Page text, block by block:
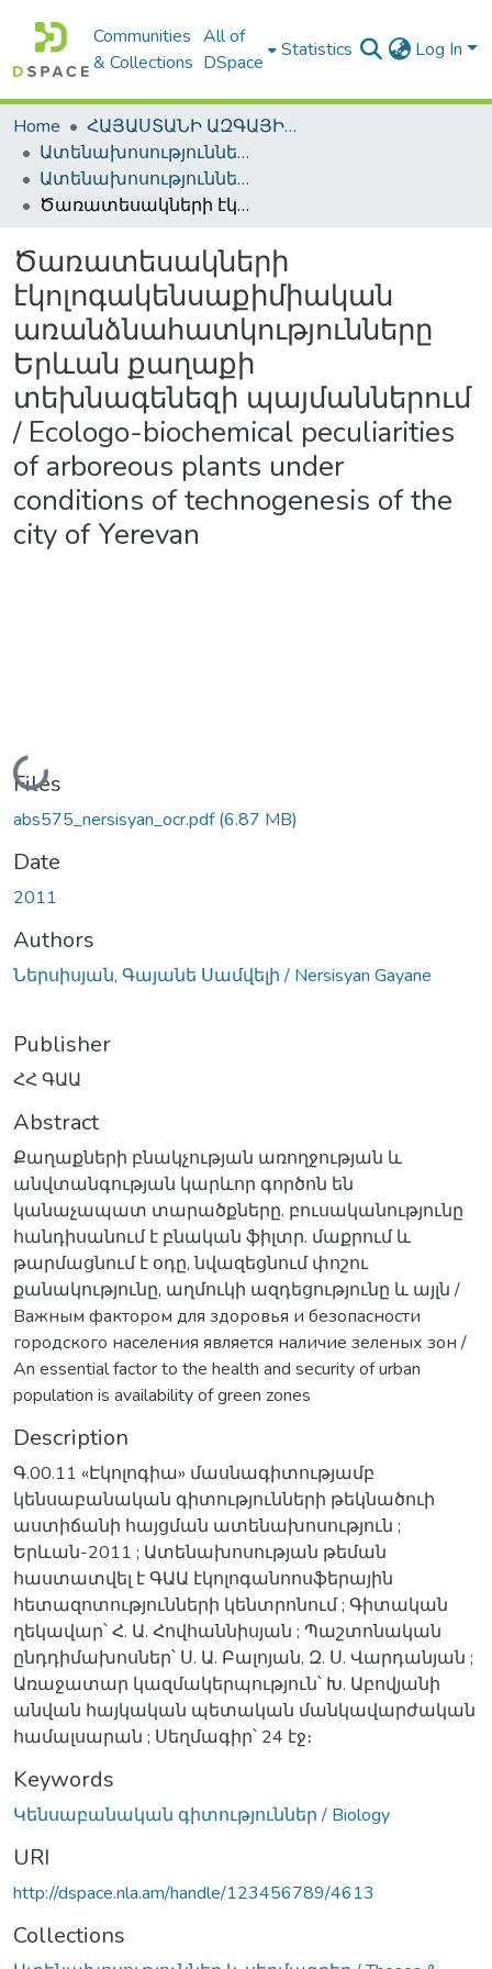
Communities
& Collections
All of
DSpace
Statistics Log In
Home
ՀԱՅԱՍՏԱՆԻ ԱԶԳԱՅԻՆ ԳՐԱԴԱՐԱՆԻ ԹՎԱՅԻՆ ՊԱՀՈՑ / DIGITAL REPOSITORY OF NLA
Ատենախոսություններ և սեղմագրեր / Theses & Abstracts
Ատենախոսություններ և սեղմագրեր / Theses & Abstracts
Ծառատեսակների էկոլոգակենսաքիմիական առանձնահատկությունները Երևան քաղաքի տեխնագենեզի պայմաններում / Ecologo-biochemical peculiarities of arboreous plants under conditions of technogenesis of the city of Yerevan
Ծառատեսակների
էկոլոգակենսաքիմիական
առանձնահատկությունները
Երևան քաղաքի
տեխնագենեզի պայմաններում
/ Ecologo-biochemical peculiarities
of arboreous plants under
conditions of technogenesis of the
city of Yerevan
Loading...
Files
abs575_nersisyan_ocr.pdf(6.87 MB)
Date
2011
Authors
Ներսիսյան, Գայանե Սամվելի / Nersisyan Gayane
Publisher
ՀՀ ԳԱԱ
Abstract
Քաղաքների բնակչության առողջության և
անվտանգության կարևոր գործոն են
կանաչապատ տարածքները. բուսականությունը
հանդիսանում է բնական ֆիլտր. մաքրում և
թարմացնում է օդը, նվազեցնում փոշու
քանակությունը, աղմուկի ազդեցությունը և այլն /
Важным фактором для здоровья и безопасности
городского населения является наличие зеленых зон /
An essential factor to the health and security of urban
population is availability of green zones
Description
Գ.00.11 «Էկոլոգիա» մասնագիտությամբ
կենսաբանական գիտությունների թեկնածուի
աստիճանի հայցման ատենախոսություն ;
Երևան-2011 ; Ատենախոսության թեման
հաստատվել է ԳԱԱ էկոլոգանոոսֆերային
հետազոտությունների կենտրոնում ; Գիտական
ղեկավար՝ Հ. Ա. Հովհաննիսյան ; Պաշտոնական
ընդդիմախոսներ՝ Ս. Ա. Բալոյան, Զ. Ս. Վարդանյան ;
Առաջատար կազմակերպություն՝ Խ. Աբովյանի
անվան հայկական պետական մանկավարժական
համալսարան ; Սեղմագիր՝ 24 էջ։
Keywords
Կենսաբանական գիտություններ / Biology
URI
http://dspace.nla.am/handle/123456789/4613
Collections